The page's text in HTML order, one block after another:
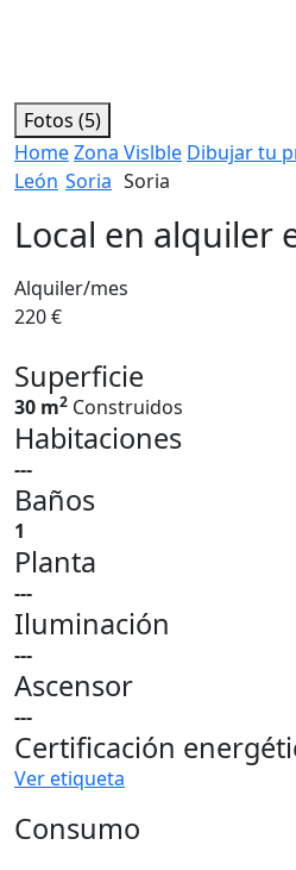
Fotos (5)
HomeZona Vislble Dibujar tu
León Soria Soria
Local en alquiler
Alquiler/mes
220 €
Superficie
30 m2 Construidos
Habitaciones
---
Baños
1
Planta
---
Iluminación
---
Ascensor
---
Certificación
Ver etiqueta
Consumo